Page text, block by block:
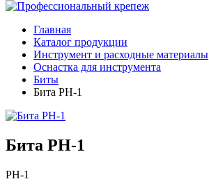
Главная
Каталог продукции
Инструмент и расходные материалы
Оснастка для инструмента
Биты
Бита PH-1
Бита PH-1
PH-1